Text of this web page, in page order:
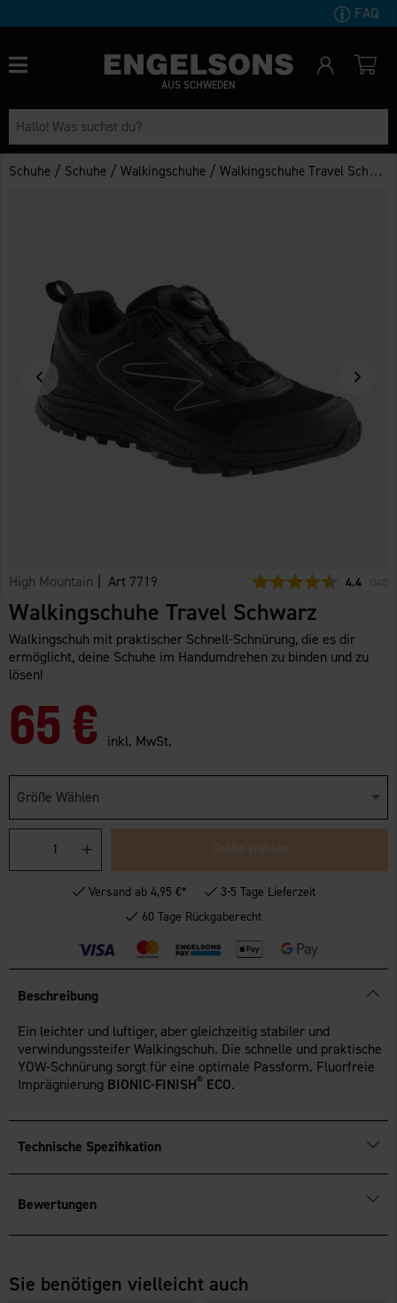
FAQ
AUS SCHWEDEN
Schuhe / Schuhe /Walkingschuhe /Walkingschuhe Travel Schwarz
High Mountain | Art 7719 4.4 342
Walkingschuhe Travel Schwarz
Walkingschuh mit praktischer Schnell-Schnürung, die es dir
ermöglicht, deine Schuhe im Handumdrehen zu binden und zu
lösen!
65 € inkl. MwSt.
Größe Wählen
Größe wählen
Versand ab 4,95 €*
3-5 Tage Lieferzeit
60 Tage Rückgaberecht
Beschreibung
Ein leichter und luftiger, aber gleichzeitig stabiler und
verwindungssteifer Walkingschuh. Die schnelle und praktische
YOW-Schnürung sorgt für eine optimale Passform. Fluorfreie
Imprägnierung BIONIC-FINISH® ECO.
Technische Spezifikation
Bewertungen
Sie benötigen vielleicht auch